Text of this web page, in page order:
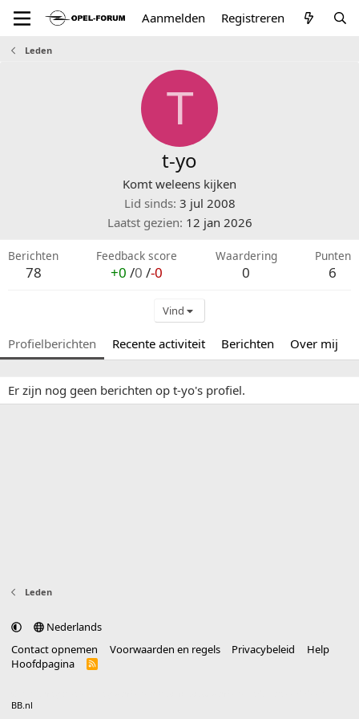
Aanmelden Registreren
Leden
T
t-yo
Komt weleens kijken
Lid sinds 3 jul 2008
Laatst gezien 12 jan 2026
Berichten
78
Feedback score
+0 /0 /-0
Waardering
0
Punten
6
Vind
Profielberichten Recente activiteit Berichten Over mij
Er zijn nog geen berichten op t-yo's profiel.
Leden
Nederlands
Contact opnemen
Voorwaarden en regels Privacybeleid
Help
Hoofdpagina
R
BB.nl